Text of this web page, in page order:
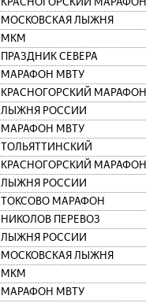
МОСКОВСКАЯ ЛЫЖНЯ
МКМ
ПРАЗДНИК СЕВЕРА
МАРАФОН МВТУ
КРАСНОГОРСКИЙ МАРАФОН
ЛЫЖНЯ РОССИИ
МАРАФОН МВТУ
ТОЛЬЯТТИНСКИЙ
КРАСНОГОРСКИЙ МАРАФОН
ЛЫЖНЯ РОССИИ
ТОКСОВО МАРАФОН
НИКОЛОВ ПЕРЕВОЗ
ЛЫЖНЯ РОССИИ
МОСКОВСКАЯ ЛЫЖНЯ
МКМ
МАРАФОН МВТУ